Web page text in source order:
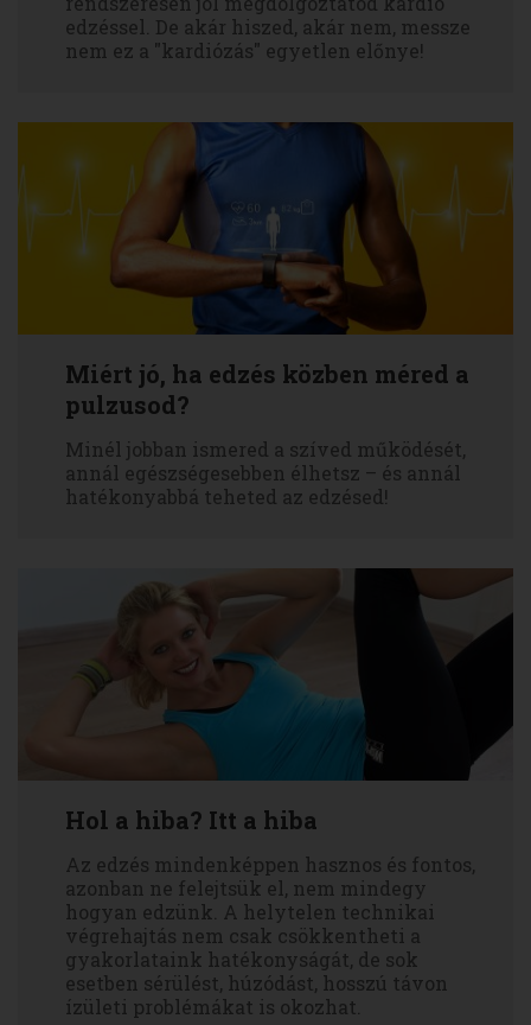
edzéssel. De akár hiszed, akár nem, messze
nem ez a "kardiózás" egyetlen előnye!
Miért jó, ha edzés közben méred a
pulzusod?
Minél jobban ismered a szíved működését,
annál egészségesebben élhetsz – és annál
hatékonyabbá teheted az edzésed!
Hol a hiba? Itt a hiba
Az edzés mindenképpen hasznos és fontos,
azonban ne felejtsük el, nem mindegy
hogyan edzünk. A helytelen technikai
végrehajtás nem csak csökkentheti a
gyakorlataink hatékonyságát, de sok
esetben sérülést, húzódást, hosszú távon
ízületi problémákat is okozhat.